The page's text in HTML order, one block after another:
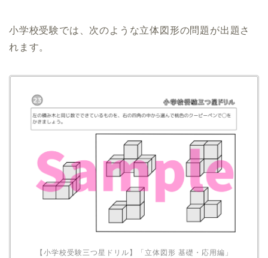
小学校受験では、次のような立体図形の問題が出題さ
れます。
【小学校受験三つ星ドリル】「立体図形 基礎・応用編」